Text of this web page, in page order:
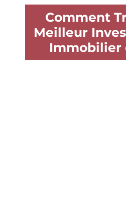
Comment
Meilleur
Immobilier